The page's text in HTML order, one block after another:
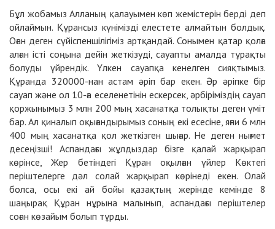
Бұл жобамыз Алланың қалауымен көп жемістерін берді деп
ойлаймын. Құрансыз күнімізді елестете алмайтын болдық.
Оған деген сүйіспеншілігіміз артқандай. Сонымен қатар қолға
алған істі соңына дейін жеткізуді, сауапты амалда тұрақты
болуды үйрендік. Үлкен сауапқа кенелген сияқтымыз.
Құранда 320000-нан астам әріп бар екен. Әр әріпке бір
сауап және ол 10-ға еселенетінін ескерсек, әрбіріміздің сауап
қоржынымыз 3 млн 200 мың хасанатқа толықты деген үміт
бар. Ал қиналып оқығандырымыз соның екі есесіне, яғни 6 млн
400 мың хасанатқа қол жеткізген шығар. Не деген нығмет
десеңізші! Аспандағы жұлдыздар бізге қалай жарқырап
көрінсе, Жер бетіндегі Құран оқылған үйлер Көктегі
періштелерге дәл солай жарқырап көрінеді екен. Олай
болса, осы екі ай бойы қазақтың жерінде кемінде 8
шаңырақ Құран нұрына малынып, аспандағы періштелер
соған көзайым болып тұрды.